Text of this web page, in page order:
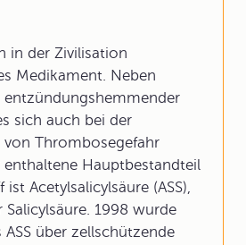
in der Zivilisation
Medikament. Neben
sich auch bei der
von Thrombosegefahr
enthaltene Hauptbestandteil
Acetylsalicylsäure (ASS),
Salicylsäure. 1998 wurde
über zellschützende